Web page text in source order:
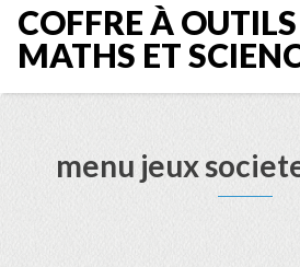
COFFRE À
MATHS ET
menu jeux